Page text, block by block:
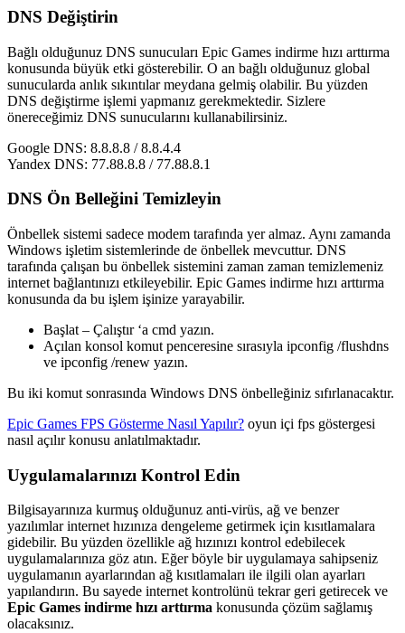
DNS Değiştirin
Bağlı olduğunuz DNS sunucuları Epic Games indirme hızı arttırma
konusunda büyük etki gösterebilir. O an bağlı olduğunuz global
sunucularda anlık sıkıntılar meydana gelmiş olabilir. Bu yüzden
DNS değiştirme işlemi yapmanız gerekmektedir. Sizlere
önereceğimiz DNS sunucularını kullanabilirsiniz.
Google DNS: 8.8.8.8 / 8.8.4.4
Yandex DNS: 77.88.8.8 / 77.88.8.1
DNS Ön Belleğini Temizleyin
Önbellek sistemi sadece modem tarafında yer almaz. Aynı zamanda
Windows işletim sistemlerinde de önbellek mevcuttur. DNS
tarafında çalışan bu önbellek sistemini zaman zaman temizlemeniz
internet bağlantınızı etkileyebilir. Epic Games indirme hızı arttırma
konusunda da bu işlem işinize yarayabilir.
Başlat – Çalıştır ‘a cmd yazın.
Açılan konsol komut penceresine sırasıyla ipconfig /flushdns
ve ipconfig /renew yazın.
Bu iki komut sonrasında Windows DNS önbelleğiniz sıfırlanacaktır.
Epic Games FPS Gösterme Nasıl Yapılır? oyun içi fps göstergesi
nasıl açılır konusu anlatılmaktadır.
Uygulamalarınızı Kontrol Edin
Bilgisayarınıza kurmuş olduğunuz anti-virüs, ağ ve benzer
yazılımlar internet hızınıza dengeleme getirmek için kısıtlamalara
gidebilir. Bu yüzden özellikle ağ hızınızı kontrol edebilecek
uygulamalarınıza göz atın. Eğer böyle bir uygulamaya sahipseniz
uygulamanın ayarlarından ağ kısıtlamaları ile ilgili olan ayarları
yapılandırın. Bu sayede internet kontrolünü tekrar geri getirecek ve
Epic Games indirme hızı arttırma konusunda çözüm sağlamış
olacaksınız.